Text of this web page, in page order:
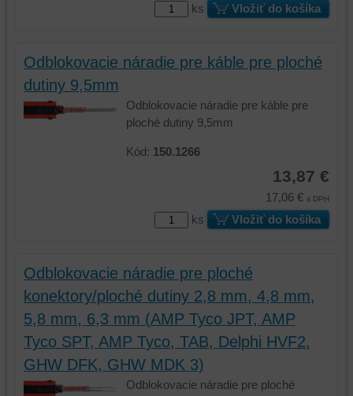
ks Vložiť do košíka
Odblokovacie náradie pre káble pre ploché
dutiny 9,5mm
Odblokovacie náradie pre káble pre
ploché dutiny 9,5mm
Kód: 150.1266
13,87 €
17,06 € s DPH
ks Vložiť do košíka
Odblokovacie náradie pre ploché
konektory/ploché dutiny 2,8 mm, 4,8 mm,
5,8 mm, 6,3 mm (AMP Tyco JPT, AMP
Tyco SPT, AMP Tyco, TAB, Delphi HVF2,
GHW DFK, GHW MDK 3)
Odblokovacie náradie pre ploché